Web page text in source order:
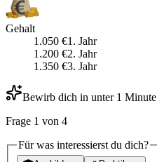
Gehalt
1.050 €1 . Jahr
1.200 €2. Jahr
1.350 €3. Jahr
Bewirb dich in unter 1 Minute
Frage 1 von 4
Für was interessierst du dich?